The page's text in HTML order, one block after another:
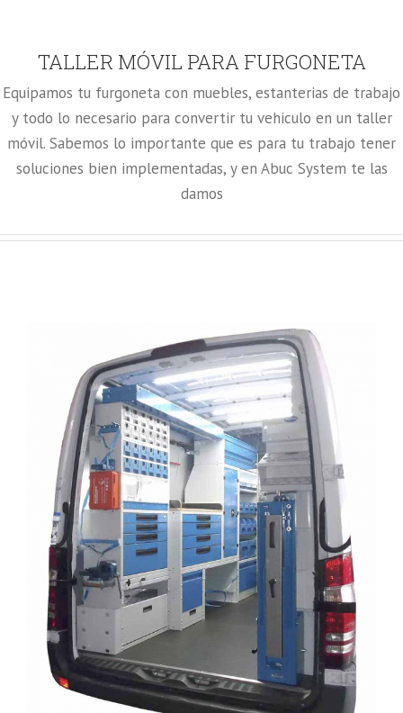
TALLER MÓVIL PARA FURGONETA
Equipamos tu furgoneta con muebles, estanterias de trabajo
y todo lo necesario para convertir tu vehiculo en un taller
móvil. Sabemos lo importante que es para tu trabajo tener
soluciones bien implementadas, y en Abuc System te las
damos